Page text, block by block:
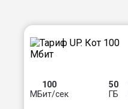
100
МБит/сек
50
ГБ